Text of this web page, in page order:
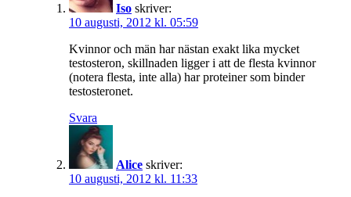
Iso skriver:
10 augusti, 2012 kl. 05:59
Kvinnor och män har nästan exakt lika mycket
testosteron, skillnaden ligger i att de flesta kvinnor
(notera flesta, inte alla) har proteiner som binder
testosteronet.
Svara
Alice skriver:
10 augusti, 2012 kl. 11:33